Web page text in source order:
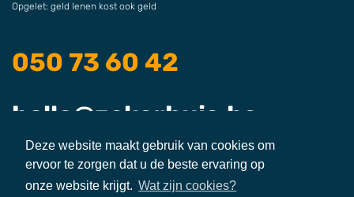
Deze website maakt gebruik van cookies om
ervoor te zorgen dat u de beste ervaring op
onze website krijgt. Wat zijn cookies?
Opgelet: geld lenen kost ook geld
050 73 60 42
hallo@zekerhuis.be
zekerhuis zekerhuis zekerhuis